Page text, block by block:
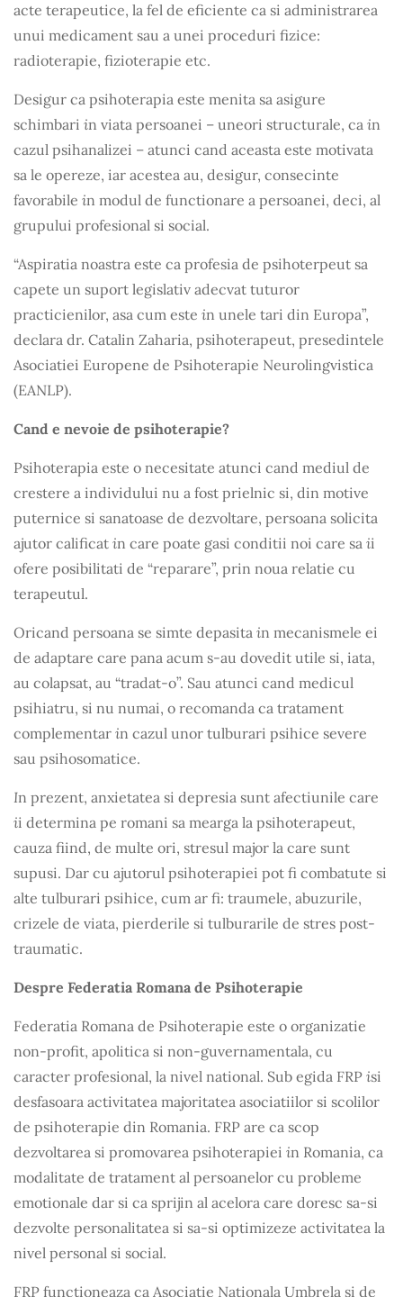
acte terapeutice, la fel de eficiente ca si administrarea
unui medicament sau a unei proceduri fizice:
radioterapie, fizioterapie etc.
Desigur ca psihoterapia este menita sa asigure
schimbari in viata persoanei – uneori structurale, ca in
cazul psihanalizei – atunci cand aceasta este motivata
sa le opereze, iar acestea au, desigur, consecinte
favorabile in modul de functionare a persoanei, deci, al
grupului profesional si social.
“Aspiratia noastra este ca profesia de psihoterpeut sa
capete un suport legislativ adecvat tuturor
practicienilor, asa cum este in unele tari din Europa”,
declara dr. Catalin Zaharia, psihoterapeut, presedintele
Asociatiei Europene de Psihoterapie Neurolingvistica
(EANLP).
Cand e nevoie de psihoterapie?
Psihoterapia este o necesitate atunci cand mediul de
crestere a individului nu a fost prielnic si, din motive
puternice si sanatoase de dezvoltare, persoana solicita
ajutor calificat in care poate gasi conditii noi care sa ii
ofere posibilitati de “reparare”, prin noua relatie cu
terapeutul.
Oricand persoana se simte depasita in mecanismele ei
de adaptare care pana acum s-au dovedit utile si, iata,
au colapsat, au “tradat-o”. Sau atunci cand medicul
psihiatru, si nu numai, o recomanda ca tratament
complementar in cazul unor tulburari psihice severe
sau psihosomatice.
In prezent, anxietatea si depresia sunt afectiunile care
ii determina pe romani sa mearga la psihoterapeut,
cauza fiind, de multe ori, stresul major la care sunt
supusi. Dar cu ajutorul psihoterapiei pot fi combatute si
alte tulburari psihice, cum ar fi: traumele, abuzurile,
crizele de viata, pierderile si tulburarile de stres post-
traumatic.
Despre Federatia Romana de Psihoterapie
Federatia Romana de Psihoterapie este o organizatie
non-profit, apolitica si non-guvernamentala, cu
caracter profesional, la nivel national. Sub egida FRP isi
desfasoara activitatea majoritatea asociatiilor si scolilor
de psihoterapie din Romania. FRP are ca scop
dezvoltarea si promovarea psihoterapiei in Romania, ca
modalitate de tratament al persoanelor cu probleme
emotionale dar si ca sprijin al acelora care doresc sa-si
dezvolte personalitatea si sa-si optimizeze activitatea la
nivel personal si social.
FRP functioneaza ca Asociatie Nationala Umbrela si de